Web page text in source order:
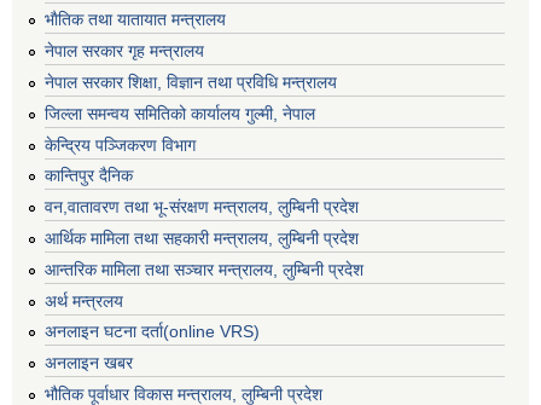
भाैतिक तथा यातायात मन्त्रालय
नेपाल सरकार गृह मन्त्रालय
नेपाल सरकार शिक्षा, विज्ञान तथा प्रविधि मन्त्रालय
जिल्ला समन्वय समितिको कार्यालय गुल्मी, नेपाल
केन्द्रिय पञ्जिकरण विभाग
कान्तिपुर दैनिक
वन,वातावरण तथा भू-संरक्षण मन्त्रालय, लुम्बिनी प्रदेश
आर्थिक मामिला तथा सहकारी मन्त्रालय, लुम्बिनी प्रदेश
आन्तरिक मामिला तथा सञ्चार मन्त्रालय, लुम्बिनी प्रदेश
अर्थ मन्त्रलय
अनलाइन घटना दर्ता(online VRS)
अनलाइन खबर
भौतिक पूर्वाधार विकास मन्त्रालय, लुम्बिनी प्रदेश